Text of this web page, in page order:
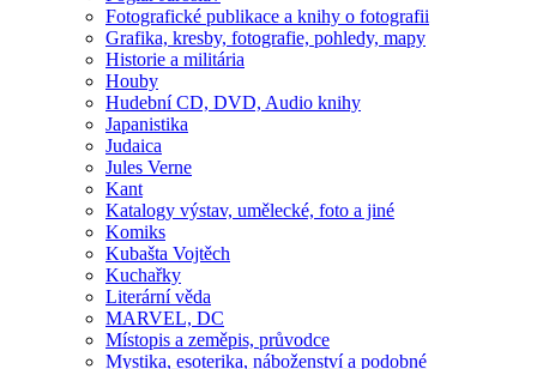
Fotografické publikace a knihy o fotografii
Grafika, kresby, fotografie, pohledy, mapy
Historie a militária
Houby
Hudební CD, DVD, Audio knihy
Japanistika
Judaica
Jules Verne
Kant
Katalogy výstav, umělecké, foto a jiné
Komiks
Kubašta Vojtěch
Kuchařky
Literární věda
MARVEL, DC
Místopis a zeměpis, průvodce
Mystika, esoterika, náboženství a podobné